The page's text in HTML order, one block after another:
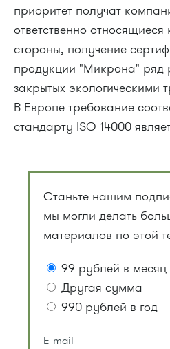
приоритет получат
ответственно
стороны, получение
продукции "Микрона" ряд
закрытых экологическими
В Европе требование
стандарту ISO 14000
Станьте нашим
мы могли делать
материалов по этой
99 рублей в месяц
Другая сумма
990 рублей в год
E-mail